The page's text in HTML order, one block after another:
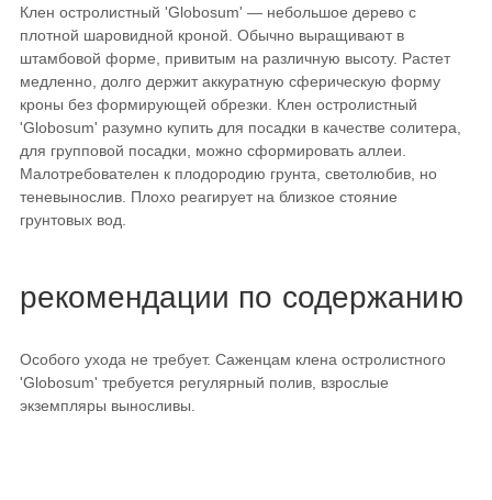
Клен остролистный 'Globosum' — небольшое дерево с
плотной шаровидной кроной. Обычно выращивают в
штамбовой форме, привитым на различную высоту. Растет
медленно, долго держит аккуратную сферическую форму
кроны без формирующей обрезки. Клен остролистный
'Globosum' разумно купить для посадки в качестве солитера,
для групповой посадки, можно сформировать аллеи.
Малотребователен к плодородию грунта, светолюбив, но
теневынослив. Плохо реагирует на близкое стояние
грунтовых вод.
рекомендации по содержанию
Особого ухода не требует. Саженцам клена остролистного
'Globosum' требуется регулярный полив, взрослые
экземпляры выносливы.